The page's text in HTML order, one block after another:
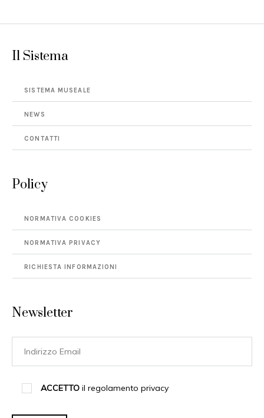
Il Sistema
SISTEMA MUSEALE
NEWS
CONTATTI
Policy
NORMATIVA COOKIES
NORMATIVA PRIVACY
RICHIESTA INFORMAZIONI
Newsletter
ACCETTO il regolamento privacy